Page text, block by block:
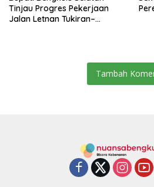
Tinjau Progres Pekerjaan
Jalan Letnan Tukiran–
Tambah